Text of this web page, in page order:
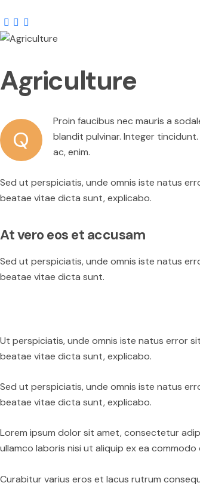
Agriculture
Q
Proin faucibus nec mauris a
blandit pulvinar. Integer
ac, enim.
Sed ut perspiciatis, unde omnis iste natus
beatae vitae dicta sunt, explicabo.
At vero eos et accusam
Sed ut perspiciatis, unde omnis iste natus
beatae vitae dicta sunt.
Ut perspiciatis, unde omnis iste natus error
beatae vitae dicta sunt, explicabo.
Sed ut perspiciatis, unde omnis iste natus
beatae vitae dicta sunt, explicabo.
Lorem ipsum dolor sit amet, consectetur
ullamco laboris nisi ut aliquip ex ea
Curabitur varius eros et lacus rutrum